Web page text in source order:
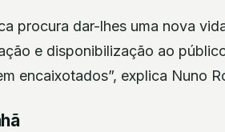
procura dar-lhes uma nova
e disponibilização ao
encaixotados”, explica Nuno